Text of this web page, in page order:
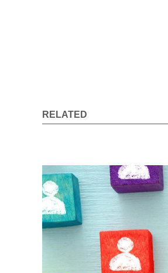
RELATED